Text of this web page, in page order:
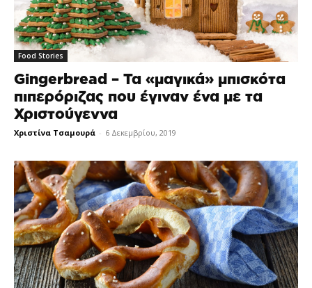
Food Stories
Gingerbread – Τα «μαγικά» μπισκότα
πιπερόριζας που έγιναν ένα με τα
Χριστούγεννα
Χριστίνα Τσαμουρά - 6 Δεκεμβρίου, 2019